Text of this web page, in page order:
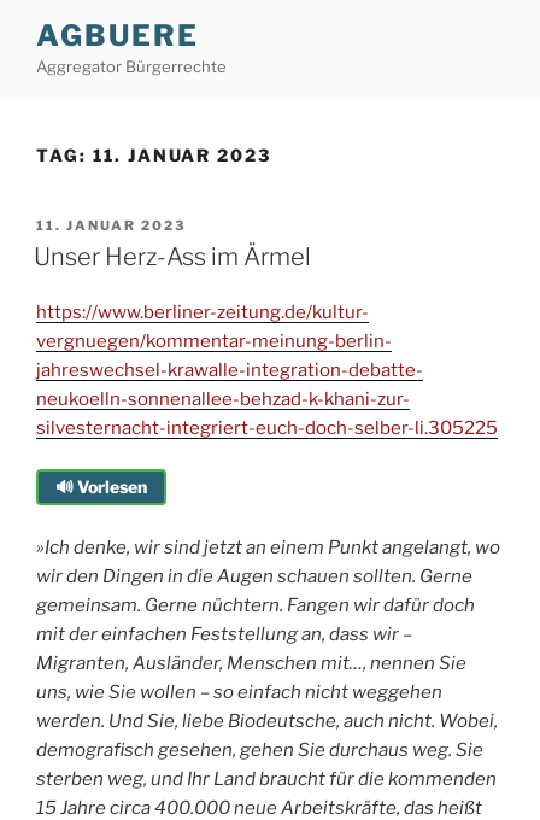
Inhalt
springen
AGBUERE
Aggregator Bürgerrechte
TAG: 11. JANUAR 2023
VERÖFFENTLICHT
AM
11. JANUAR 2023
Unser Herz-Ass im Ärmel
https://www.berliner-zeitung.de/kultur-
vergnuegen/kommentar-meinung-berlin-
jahreswechsel-krawalle-integration-debatte-
neukoelln-sonnenallee-behzad-k-khani-zur-
silvesternacht-integriert-euch-doch-selber-li.305225
🔊 Vorlesen
»Ich denke, wir sind jetzt an einem Punkt angelangt, wo
wir den Dingen in die Augen schauen sollten. Gerne
gemeinsam. Gerne nüchtern. Fangen wir dafür doch
mit der einfachen Feststellung an, dass wir –
Migranten, Ausländer, Menschen mit…, nennen Sie
uns, wie Sie wollen – so einfach nicht weggehen
werden. Und Sie, liebe Biodeutsche, auch nicht. Wobei,
demografisch gesehen, gehen Sie durchaus weg. Sie
sterben weg, und Ihr Land braucht für die kommenden
15 Jahre circa 400.000 neue Arbeitskräfte, das heißt